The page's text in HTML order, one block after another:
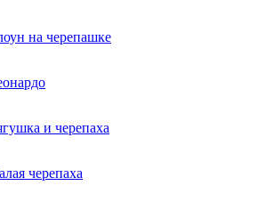
на черепашке
и черепаха
черепаха